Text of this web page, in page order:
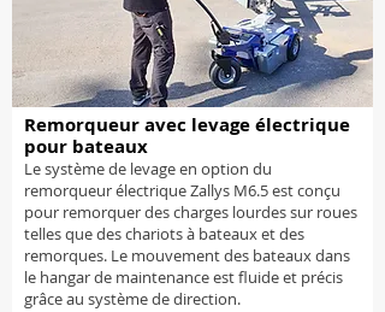
Remorqueur avec levage électrique
pour bateaux
Le système de levage en option du
remorqueur électrique Zallys M6.5 est conçu
pour remorquer des charges lourdes sur roues
telles que des chariots à bateaux et des
remorques. Le mouvement des bateaux dans
le hangar de maintenance est fluide et précis
grâce au système de direction.